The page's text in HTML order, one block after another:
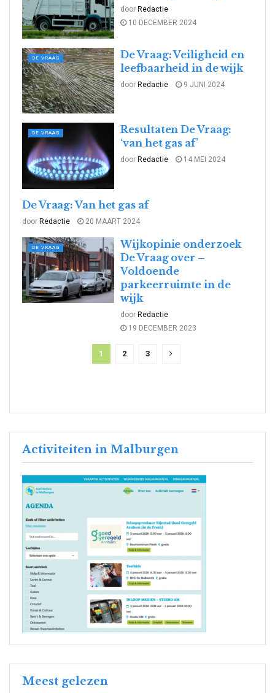
door Redactie
10 DECEMBER 2024
DE VRAAG
De Vraag: Veiligheid en
leefbaarheid in de wijk
door Redactie 9 JUNI 2024
DE VRAAG
Resultaten De Vraag:
‘van het gas af’
door Redactie 14 MEI 2024
DE VRAAG
De Vraag: Van het gas af
door Redactie 20 MAART 2024
DE VRAAG
Wijkopinie onderzoek
De Vraag over –
Voldoende
parkeerruimte in de
wijk
door Redactie
19 DECEMBER 2023
1 2 3
Activiteiten in Malburgen
Meest gelezen